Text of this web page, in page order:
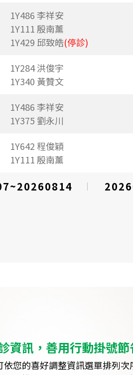
1Y486 李祥安
1Y111 殷南薰
1Y429 邱致皓(停診)
1Y284 洪俊宇
1Y340 黃贊文
1Y486 李祥安
1Y375 劉永川
1Y642 程俊穎
1Y111 殷南薰
資訊，善用行動掛號節
依您的喜好調整資訊選單排列次